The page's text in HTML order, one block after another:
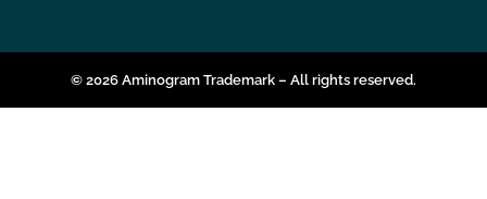
© 2026 Aminogram Trademark – All rights reserved.